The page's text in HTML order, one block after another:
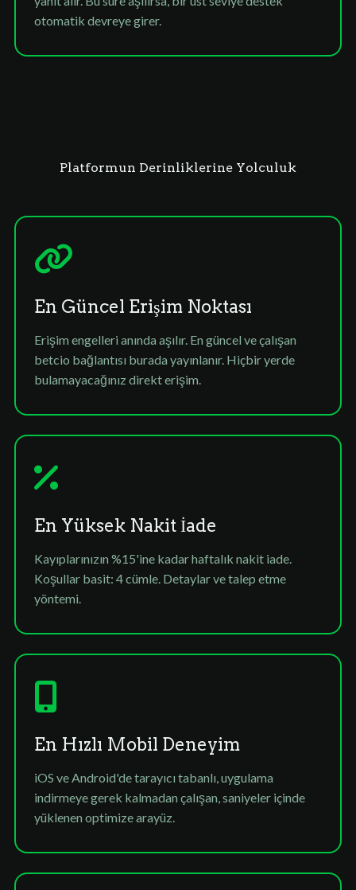
otomatik devreye girer.
Platformun Derinliklerine Yolculuk
En Güncel Erişim Noktası
Erişim engelleri anında aşılır. En güncel ve çalışan
betcio bağlantısı burada yayınlanır. Hiçbir yerde
bulamayacağınız direkt erişim.
En Yüksek Nakit İade
Kayıplarınızın %15'ine kadar haftalık nakit iade.
Koşullar basit: 4 cümle. Detaylar ve talep etme
yöntemi.
En Hızlı Mobil Deneyim
iOS ve Android'de tarayıcı tabanlı, uygulama
indirmeye gerek kalmadan çalışan, saniyeler içinde
yüklenen optimize arayüz.